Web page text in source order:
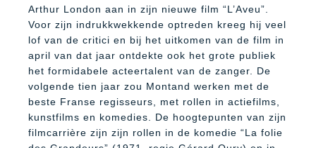
Arthur London aan in zijn nieuwe film “L’Aveu”.
Voor zijn indrukkwekkende optreden kreeg hij veel
lof van de critici en bij het uitkomen van de film in
april van dat jaar ontdekte ook het grote publiek
het formidabele acteertalent van de zanger. De
volgende tien jaar zou Montand werken met de
beste Franse regisseurs, met rollen in actiefilms,
kunstfilms en komedies. De hoogtepunten van zijn
filmcarrière zijn zijn rollen in de komedie “La folie